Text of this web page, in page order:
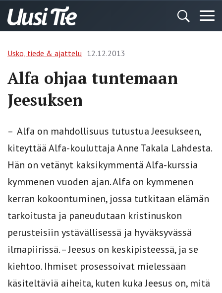
Usko, tiede & ajattelu 12.12.2013
Alfa ohjaa tuntemaan
Jeesuksen
– Alfa on mahdollisuus tutustua Jeesukseen,
kiteyttää Alfa-kouluttaja Anne Takala Lahdesta.
Hän on vetänyt kaksikymmentä Alfa-kurssia
kymmenen vuoden ajan. Alfa on kymmenen
kerran kokoontuminen, jossa tutkitaan elämän
tarkoitusta ja paneudutaan kristinuskon
perusteisiin ystävällisessä ja hyväksyvässä
ilmapiirissä. – Jeesus on keskipisteessä, ja se
kiehtoo. Ihmiset prosessoivat mielessään
käsiteltäviä aiheita, kuten kuka Jeesus on, mitä